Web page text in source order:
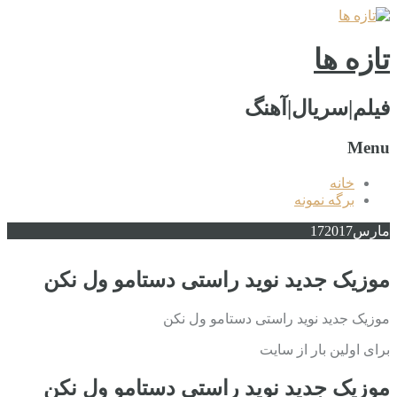
تازه ها
فیلم|سریال|آهنگ
Menu
خانه
برگه نمونه
مارس 172017
موزیک جدید نوید راستی دستامو ول نکن
موزیک جدید نوید راستی دستامو ول نکن
برای اولین بار از سایت
موزیک جدید نوید راستی دستامو ول نکن